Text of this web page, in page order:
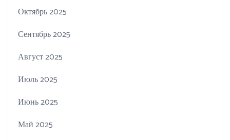
Октябрь 2025
Сентябрь 2025
Август 2025
Июль 2025
Июнь 2025
Май 2025